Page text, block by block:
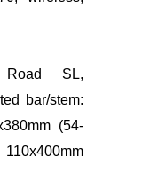
12-speed
wireless,